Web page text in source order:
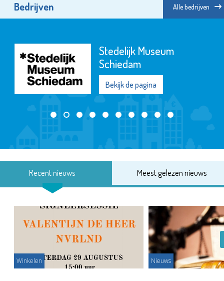
Bedrijven Alle bedrijven
Stedelijk Museum
Schiedam
Bekijk de pagina
Recent nieuws Meest gelezen nieuws
Winkelen Nieuws